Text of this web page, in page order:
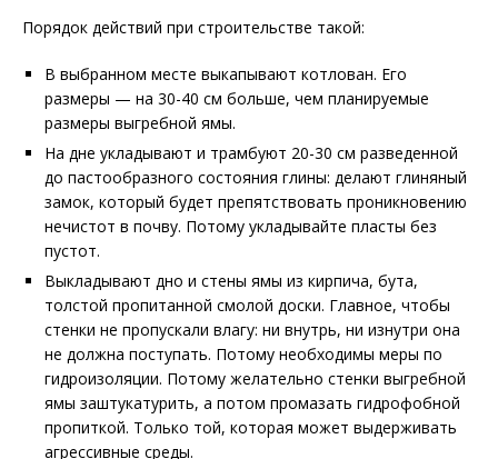
Порядок действий при строительстве такой:
В выбранном месте выкапывают котлован. Его
размеры — на 30-40 см больше, чем планируемые
размеры выгребной ямы.
На дне укладывают и трамбуют 20-30 см разведенной
до пастообразного состояния глины: делают глиняный
замок, который будет препятствовать проникновению
нечистот в почву. Потому укладывайте пласты без
пустот.
Выкладывают дно и стены ямы из кирпича, бута,
толстой пропитанной смолой доски. Главное, чтобы
стенки не пропускали влагу: ни внутрь, ни изнутри она
не должна поступать. Потому необходимы меры по
гидроизоляции. Потому желательно стенки выгребной
ямы заштукатурить, а потом промазать гидрофобной
пропиткой. Только той, которая может выдерживать
агрессивные среды.